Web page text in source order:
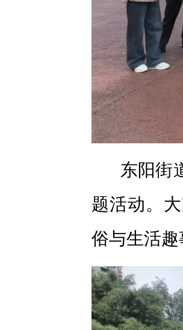
东阳街
题活动。
俗与生活